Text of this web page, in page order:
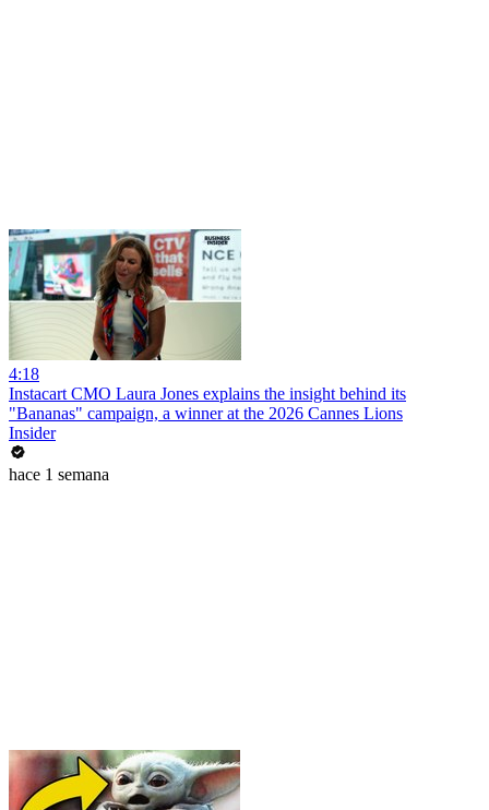
4:18
Instacart CMO Laura Jones explains the insight behind its
"Bananas" campaign, a winner at the 2026 Cannes Lions
Insider
hace 1 semana